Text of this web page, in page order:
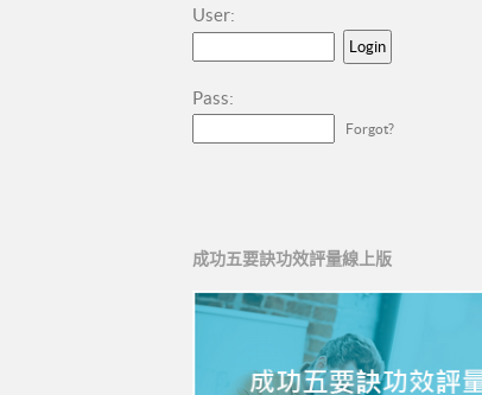
User:
Pass:
Forgot?
成功五要訣功效評量線上版